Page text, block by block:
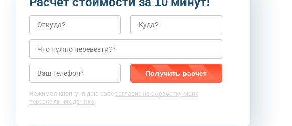
Нажимая кнопку, я даю своё согласие на обработку моих
персональных данных